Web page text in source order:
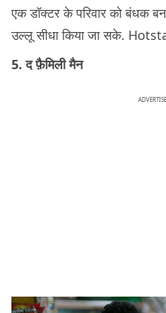
एक डॉक्टर के परिवार को बंधक
उल्लू सीधा किया जा सके.
5. द फ़ैमिली मैन